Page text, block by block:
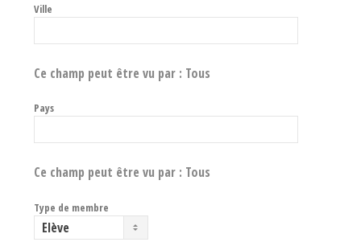
Ville
Ce champ peut être vu par : Tous
Pays
Ce champ peut être vu par : Tous
Type de membre